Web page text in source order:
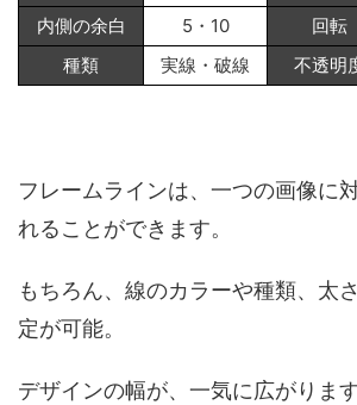
内側の余白
5・10 回転
種類
実線・破線 不透明
フレームラインは、一つの画像に
れることができます。
もちろん、線のカラーや種類、太
定が可能。
デザインの幅が、一気に広がります